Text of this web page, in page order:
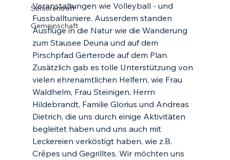
Seniorentreff
Gemeinschaft
Veranstaltungen wie Volleyball - und
Fussballtuniere. Ausserdem standen
Ausflüge in die Natur wie die Wanderung
zum Stausee Deuna und auf dem
Pirschpfad Gerterode auf dem Plan.
Zusätzlich gab es tolle Unterstützung von
vielen ehrenamtlichen Helfern, wie Frau
Waldhelm, Frau Steinigen, Herrn
Hildebrandt, Familie Glorius und Andreas
Dietrich, die uns durch einige Aktivitäten
begleitet haben und uns auch mit
Leckereien verköstigt haben, wie z.B.
Crêpes und Gegrilltes. Wir möchten uns